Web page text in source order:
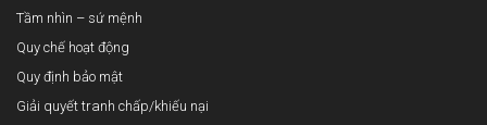
Tầm nhìn – sứ mệnh
Quy chế hoạt động
Quy định bảo mật
Giải quyết tranh chấp/khiếu nại